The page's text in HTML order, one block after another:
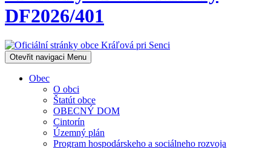
DF2026/401
Otevřit navigaci Menu
Obec
O obci
Štatút obce
OBECNÝ DOM
Cintorín
Územný plán
Program hospodárskeho a sociálneho rozvoja